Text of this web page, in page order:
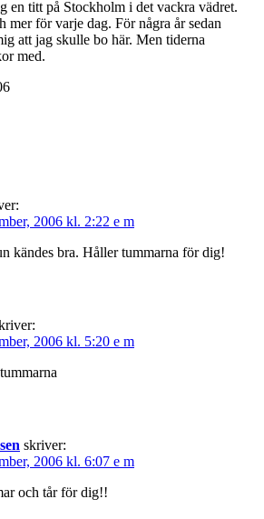
en titt på Stockholm i det vackra vädret.
mer för varje dag. För några år sedan
att jag skulle bo här. Men tiderna
med.
2006 kl. 2:22 e m
kändes bra. Håller tummarna för dig!
2006 kl. 5:20 e m
skriver:
2006 kl. 6:07 e m
och tår för dig!!